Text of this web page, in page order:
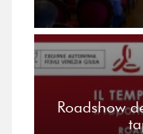
Roadshow